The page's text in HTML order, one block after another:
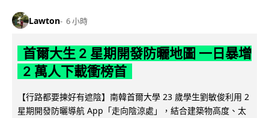
Lawton 6 小時
首爾大生 2 星期開發防曬地圖 一日暴增
2 萬人下載衝榜首
【行路都要揀好有遮陰】南韓首爾大學 23 歲學生劉敏俊利用 2
星期開發防曬導航 App「走向陰涼處」，結合建築物高度、太